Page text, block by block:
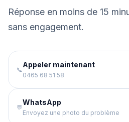
Réponse en moins de 15
sans engagement.
📞
Appeler maintenant
0465 68 51 58
💬
WhatsApp
Envoyez une photo du problème